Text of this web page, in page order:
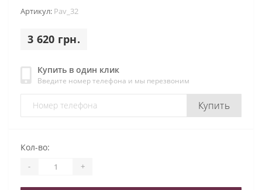
Артикул: Pav_32
3 620 грн.
Купить в один клик
Введите номер телефона и мы перезвоним
Купить
Кол-во:
- +